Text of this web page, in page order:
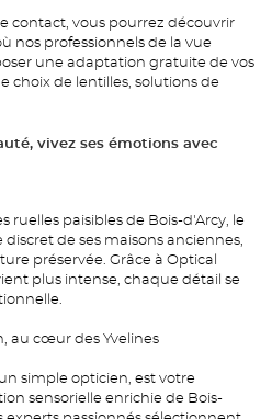
contact, vous pourrez découvrir
nos professionnels de la vue
une adaptation gratuite de vos
choix de lentilles, solutions de
vivez ses émotions avec
ruelles paisibles de Bois-d'Arcy, le
de ses maisons anciennes,
préservée. Grâce à Optical
plus intense, chaque détail se
au cœur des Yvelines
simple opticien, est votre
sensorielle enrichie de Bois-